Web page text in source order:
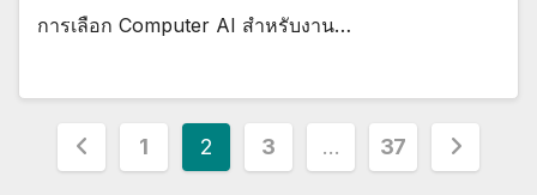
การเลือก Computer AI สำหรับงาน…
Posts
1 2 3 … 37